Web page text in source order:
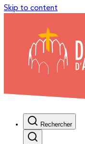
Skip to content
Rechercher